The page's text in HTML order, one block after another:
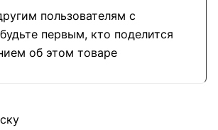
пользователям с
первым, кто поделится
об этом товаре